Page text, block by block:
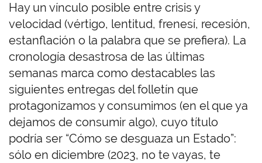
Hay un vínculo posible entre crisis y
velocidad (vértigo, lentitud, frenesí, recesión,
estanflación o la palabra que se prefiera). La
cronología desastrosa de las últimas
semanas marca como destacables las
siguientes entregas del folletín que
protagonizamos y consumimos (en el que ya
dejamos de consumir algo), cuyo título
podría ser “Cómo se desguaza un Estado”:
sólo en diciembre (2023, no te vayas, te